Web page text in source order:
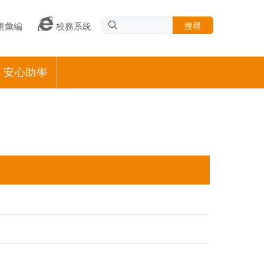
彙編 校務系統 搜尋
安心助學